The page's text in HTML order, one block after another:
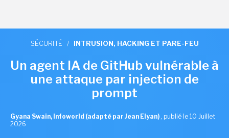
SÉCURITÉ / INTRUSION, HACKING ET PARE-FEU
Un agent IA de GitHub vulnérable à
une attaque par injection de
prompt
Gyana Swain, Infoworld (adapté par Jean Elyan) , publié le 10 Juillet
2026